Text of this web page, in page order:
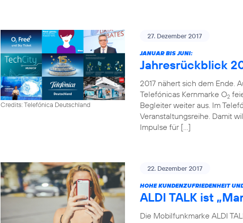
Credits: Telefónica Deutschland
27. Dezember 2017
JANUAR BIS JUNI:
Jahresrückblick
2017 nähert sich dem Ende.
Telefónicas Kernmarke O2
Begleiter weiter aus. Im
Veranstaltungsreihe. Damit
Impulse für […]
22. Dezember 2017
HOHE KUNDENZUFRIEDENHEIT
ALDI TALK ist
Die Mobilfunkmarke ALDI